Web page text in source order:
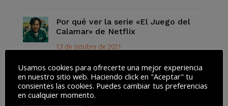
Por qué ver la serie «El Juego del
Calamar» de Netflix
13 de octubre de 2021
Así funciona la Lista Robinson para
dejar de recibir SPAM
13 de octubre de 2021
Usamos cookies para ofrecerte una mejor experiencia
en nuestro sitio web. Haciendo click en "Aceptar" tu
consientes las cookies. Puedes cambiar tus preferencias
en cualquier momento.